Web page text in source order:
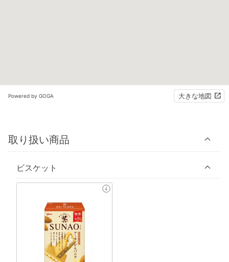
Powered by GOGA 大きな地図
取り扱い商品
ビスケット